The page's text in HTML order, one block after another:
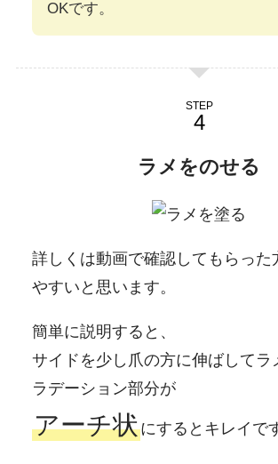
OKです。
STEP
ラメをのせる
詳しくは動画で確認してもらった
やすいと思います。
簡単に説明すると、
サイドを少し爪の方に伸ばしてラ
ラデーション部分が
アーチ状にするとキレイで